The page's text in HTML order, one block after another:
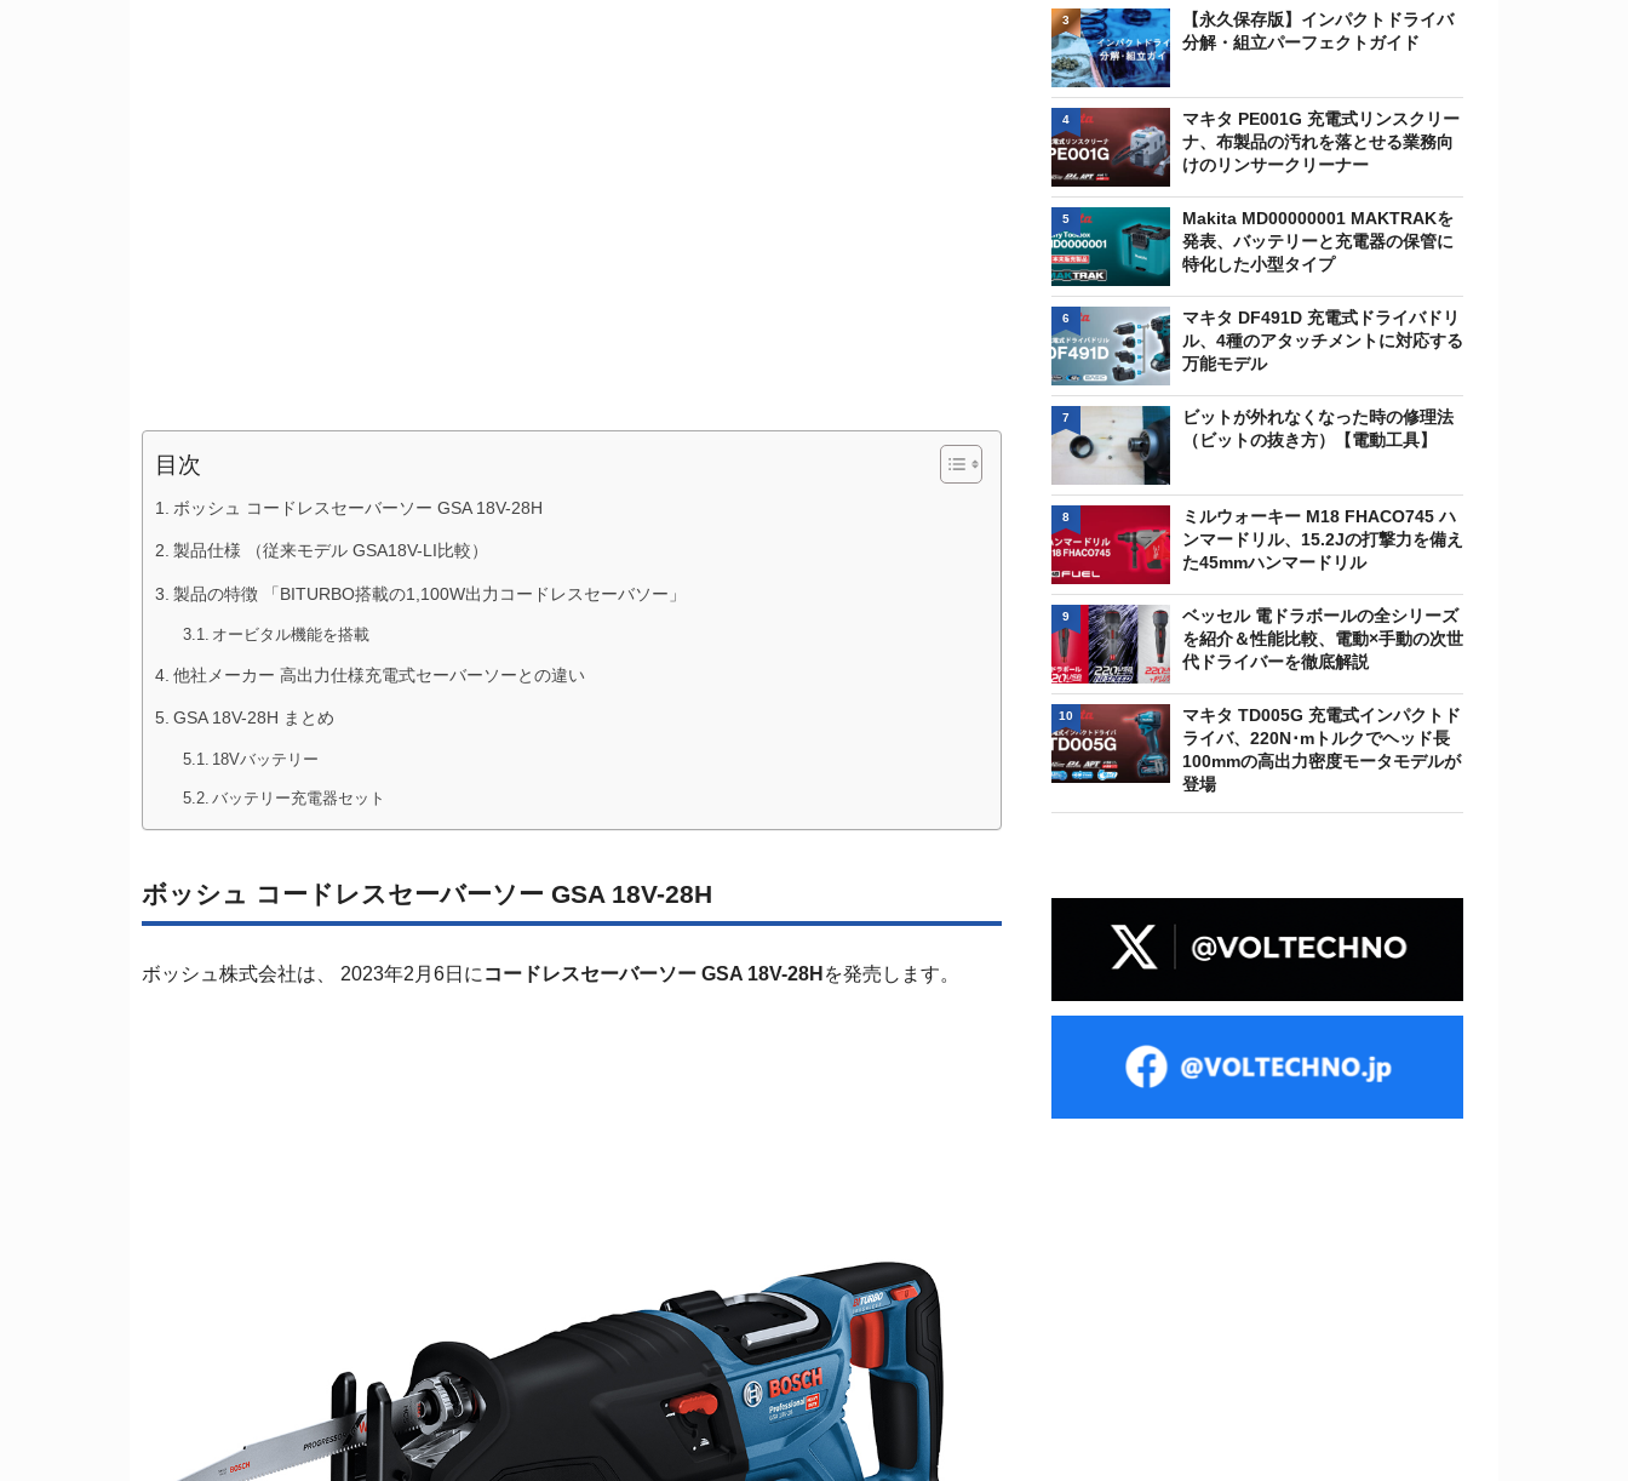
目次
ボッシュ コードレスセーバーソー GSA 18V-28H
製品仕様 （従来モデル GSA18V-LI比較）
製品の特徴 「BITURBO搭載の1,100W出力コードレスセーバソー」
オービタル機能を搭載
他社メーカー 高出力仕様充電式セーバーソーとの違い
GSA 18V-28H まとめ
18Vバッテリー
バッテリー充電器セット
ボッシュ コードレスセーバーソー GSA 18V-28H
ボッシュ株式会社は、 2023年2月6日にコードレスセーバーソー GSA 18V-28H を発売します。
【永久保存版】インパクトドライバ
分解・組立パーフェクトガイド
3
マキタ PE001G 充電式リンスクリー
ナ、布製品の汚れを落とせる業務向
けのリンサークリーナー
4
Makita MD00000001 MAKTRAKを
発表、バッテリーと充電器の保管に
特化した小型タイプ
5
マキタ DF491D 充電式ドライバドリ
ル、4種のアタッチメントに対応する
万能モデル
6
ビットが外れなくなった時の修理法
（ビットの抜き方）【電動工具】
7
ミルウォーキー M18 FHACO745 ハ
ンマードリル、15.2Jの打撃力を備え
た45mmハンマードリル
8
ベッセル 電ドラボールの全シリーズ
を紹介＆性能比較、電動×手動の次世
代ドライバーを徹底解説
9
マキタ TD005G 充電式インパクトド
ライバ、220N･mトルクでヘッド長
100mmの高出力密度モータモデルが
登場
10